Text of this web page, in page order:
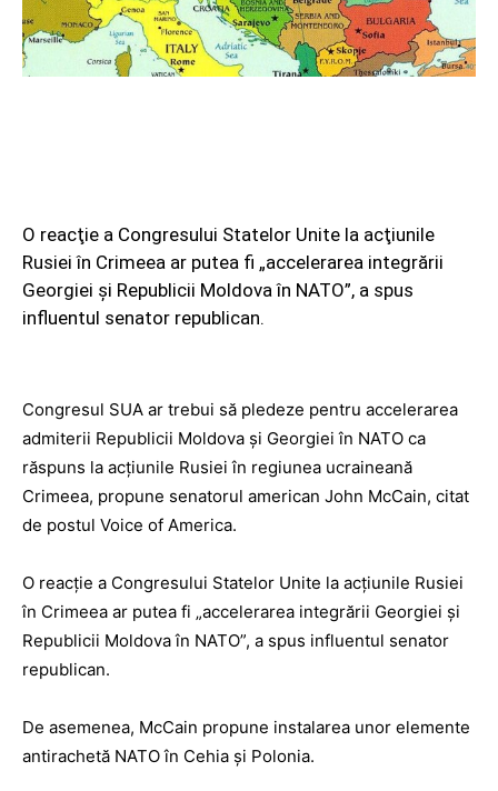
O reacţie a Congresului Statelor Unite la acţiunile
Rusiei în Crimeea ar putea fi „accelerarea integrării
Georgiei şi Republicii Moldova în NATO”, a spus
influentul senator republican.
Congresul SUA ar trebui să pledeze pentru accelerarea
admiterii Republicii Moldova şi Georgiei în NATO ca
răspuns la acţiunile Rusiei în regiunea ucraineană
Crimeea, propune senatorul american John McCain, citat
de postul Voice of America.
O reacţie a Congresului Statelor Unite la acţiunile Rusiei
în Crimeea ar putea fi „accelerarea integrării Georgiei şi
Republicii Moldova în NATO”, a spus influentul senator
republican.
De asemenea, McCain propune instalarea unor elemente
antirachetă NATO în Cehia şi Polonia.